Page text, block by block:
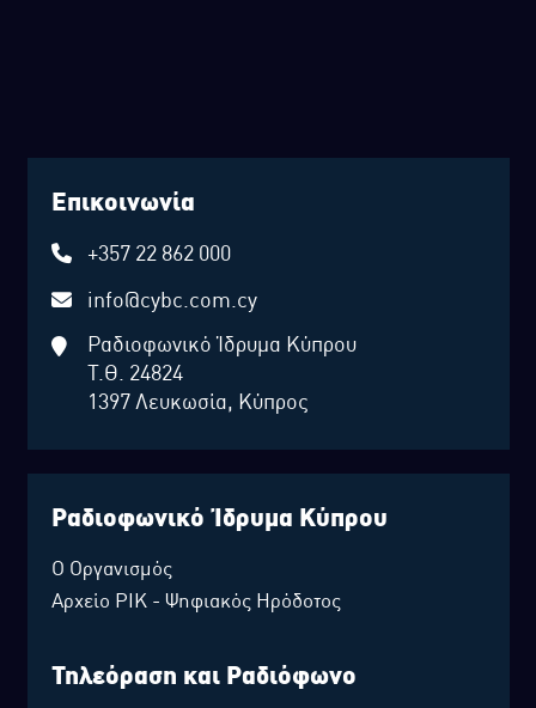
Επικοινωνία
+357 22 862 000
info@cybc.com.cy
Ραδιοφωνικό Ίδρυμα Κύπρου
Τ.Θ. 24824
1397 Λευκωσία, Κύπρος
Ραδιοφωνικό Ίδρυμα Κύπρου
Ο Οργανισμός
Αρχείο ΡΙΚ - Ψηφιακός Ηρόδοτος
Τηλεόραση και Ραδιόφωνο